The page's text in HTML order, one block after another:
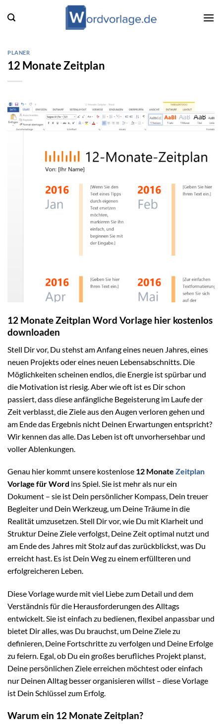
Inhalt
PLANER
12 Monate Zeitplan
12 Monate Zeitplan Word Vorlage hier kostenlos
downloaden
Stell Dir vor, Du stehst am Anfang eines neuen Jahres, eines
neuen Projekts oder eines neuen Lebensabschnitts. Die
Möglichkeiten scheinen endlos, die Energie ist spürbar und
die Motivation ist riesig. Aber wie oft ist es Dir schon
passiert, dass diese anfängliche Begeisterung im Laufe der
Zeit verblasst, die Ziele aus den Augen verloren gehen und
am Ende das Ergebnis nicht Deinen Erwartungen entspricht?
Wir kennen das alle. Das Leben ist oft unvorhersehbar und
voller Ablenkungen.
Genau hier kommt unsere kostenlose 12 Monate Zeitplan
Vorlage für Word ins Spiel. Sie ist mehr als nur ein
Dokument – sie ist Dein persönlicher Kompass, Dein treuer
Begleiter und Dein Werkzeug, um Deine Träume in die
Realität umzusetzen. Stell Dir vor, wie Du mit Klarheit und
Struktur Deine Ziele verfolgst, Deine Zeit optimal nutzt und
am Ende des Jahres mit Stolz auf das zurückblickst, was Du
erreicht hast. Es ist Dein Weg zu einem erfüllteren und
erfolgreicheren Leben.
Diese Vorlage wurde mit viel Liebe zum Detail und dem
Verständnis für die Herausforderungen des Alltags
entwickelt. Sie ist einfach zu bedienen, flexibel anpassbar und
bietet Dir alles, was Du brauchst, um Deine Ziele zu
definieren, Deine Fortschritte zu verfolgen und Deine Erfolge
zu feiern. Egal, ob Du ein großes berufliches Projekt planst,
Deine persönlichen Ziele erreichen möchtest oder einfach
nur Deinen Alltag besser organisieren willst – diese Vorlage
ist Dein Schlüssel zum Erfolg.
Warum ein 12 Monate Zeitplan?